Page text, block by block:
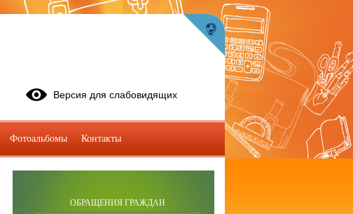
ОБРАЩЕНИЯ ГРАЖДАН
Версия для слабовидящих
Фотоальбомы Контакты